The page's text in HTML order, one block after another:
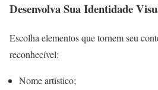
Desenvolva Sua Identidade
Escolha elementos que tornem seu
reconhecível:
Nome artístico;